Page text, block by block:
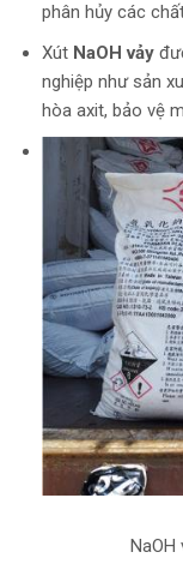
phân hủy các
Xút NaOH vảy
nghiệp như sản
hòa axit, bảo vệ
NaOH